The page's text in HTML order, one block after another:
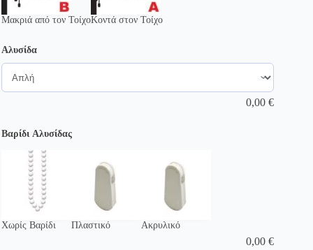
Μακριά από τον ΤοίχοΚοντά στον Τοίχο
Αλυσίδα
0,00€
Βαρίδι Αλυσίδας
Χωρίς Βαρίδι Πλαστικό Ακρυλικό
0,00€